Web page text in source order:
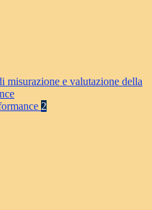
misurazione e valutazione della
2